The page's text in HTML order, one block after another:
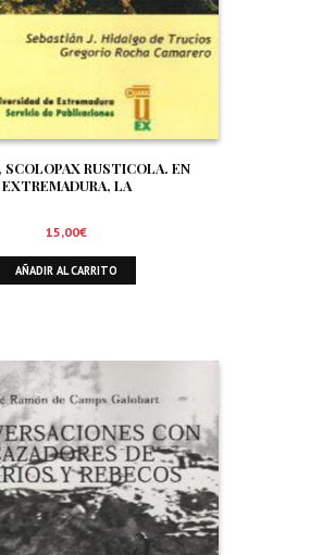
SCOLOPAX RUSTICOLA. EN
EXTREMADURA, LA
15,00€
AÑADIR AL CARRITO